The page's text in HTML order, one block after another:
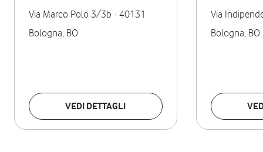
Via Marco Polo 3/3b - 40131
Bologna, BO
VEDI DETTAGLI
Via
Bologna, BO